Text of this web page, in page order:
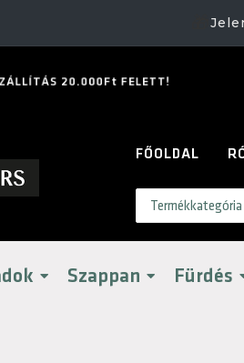
ÁLLÍTÁS 20.000Ft FELETT
FŐOLDAL
Szappan Fürdés